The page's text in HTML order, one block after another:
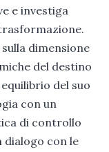
e investiga
dimensione
del destino
del suo
con un
di controllo
dialogo con le